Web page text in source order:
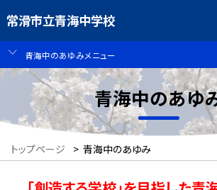
常滑市立青海中学校
青海中のあゆみメニュー
青海中のあゆ
トップページ > 青海中のあゆみ